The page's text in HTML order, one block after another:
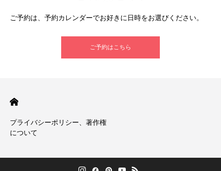
ご予約は、予約カレンダーでお好きに日時をお選びください。
ご予約はこちら
プライバシーポリシー、著作権
について